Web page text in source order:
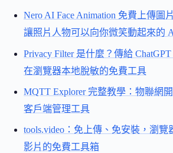
Nero AI Face Animation 免費上傳圖
讓照片人物可以向你微笑動起來的
Privacy Filter 是什麼？傳給
在瀏覽器本地脫敏的免費工具
MQTT Explorer 完整教學：物聯網
客戶端管理工具
tools.video：免上傳、免安裝，瀏覽
影片的免費工具箱